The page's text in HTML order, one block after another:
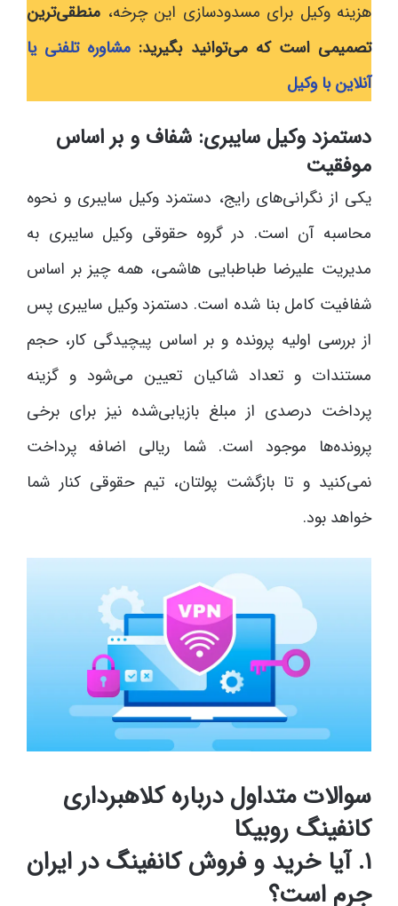
هزینه وکیل برای مسدودسازی این چرخه، منطقی‌ترین
تصمیمی است که می‌توانید بگیرید: مشاوره تلفنی یا
آنلاین با وکیل
دستمزد وکیل سایبری: شفاف و بر اساس
موفقیت
یکی از نگرانی‌های رایج، دستمزد وکیل سایبری و نحوه
محاسبه آن است. در گروه حقوقی وکیل سایبری به
مدیریت علیرضا طباطبایی هاشمی، همه چیز بر اساس
شفافیت کامل بنا شده است. دستمزد وکیل سایبری پس
از بررسی اولیه پرونده و بر اساس پیچیدگی کار، حجم
مستندات و تعداد شاکیان تعیین می‌شود و گزینه
پرداخت درصدی از مبلغ بازیابی‌شده نیز برای برخی
پرونده‌ها موجود است. شما ریالی اضافه پرداخت
نمی‌کنید و تا بازگشت پولتان، تیم حقوقی کنار شما
خواهد بود.
سوالات متداول درباره کلاهبرداری
کانفینگ روبیکا
۱. آیا خرید و فروش کانفینگ در ایران
جرم است؟